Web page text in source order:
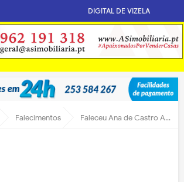
DIGITAL DE VIZELA
Falecimentos Faleceu Ana de Castro Araújo